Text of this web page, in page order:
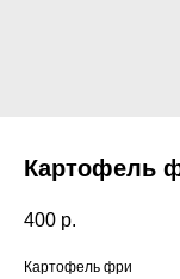
Картофель
400 р.
Картофель фри